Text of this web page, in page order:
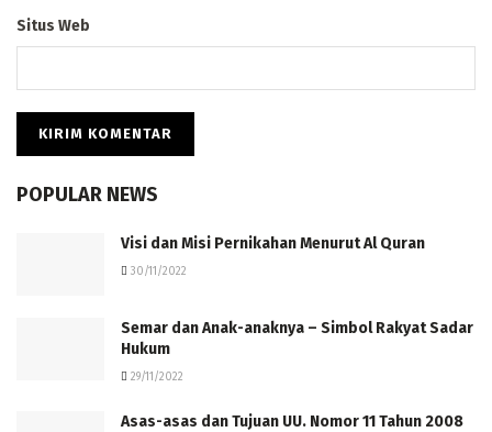
Situs Web
POPULAR NEWS
Visi dan Misi Pernikahan Menurut Al Quran
30/11/2022
Semar dan Anak-anaknya – Simbol Rakyat Sadar
Hukum
29/11/2022
Asas-asas dan Tujuan UU. Nomor 11 Tahun 2008